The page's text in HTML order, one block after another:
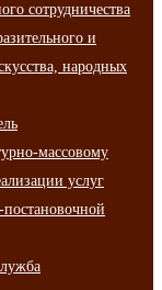
сотрудничества
и
народных
массовому
услуг